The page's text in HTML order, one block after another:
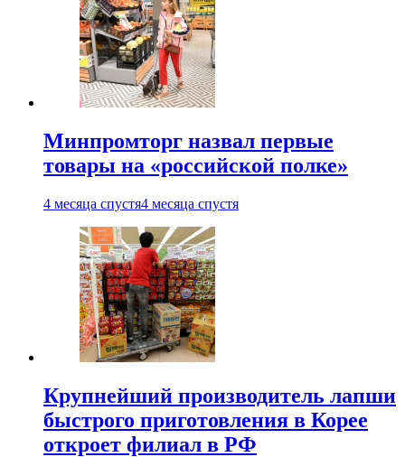
Минпромторг назвал первые
товары на «российской полке»
4 месяца спустя4 месяца спустя
Крупнейший производитель лапши
быстрого приготовления в Корее
откроет филиал в РФ